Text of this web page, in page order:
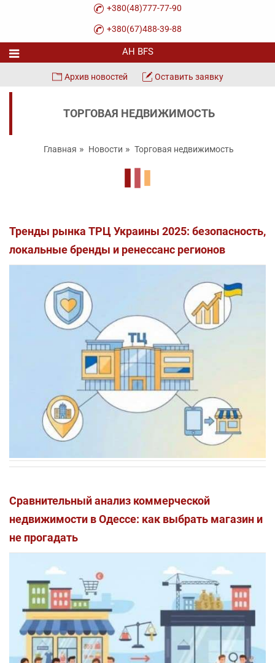
+380(48)777-77-90
+380(67)488-39-88
Архив новостей Оставить заявку
ТОРГОВАЯ НЕДВИЖИМОСТЬ
Главная Новости Торговая недвижимость
Тренды рынка ТРЦ Украины 2025: безопасность,
локальные бренды и ренессанс регионов
Сравнительный анализ коммерческой
недвижимости в Одессе: как выбрать магазин и
не прогадать